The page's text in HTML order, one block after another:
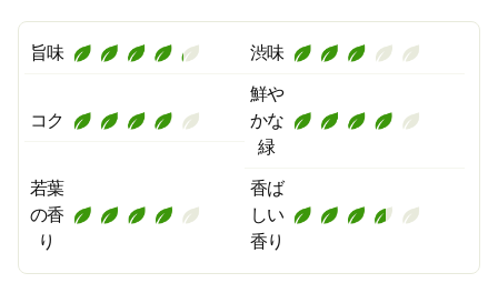
旨味 渋味
コク
鮮や
かな
緑
若葉
の香
り
香ば
しい
香り